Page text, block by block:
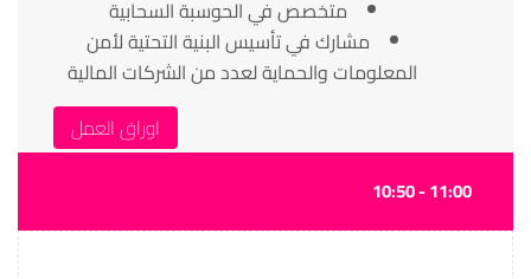
متخصص في الحوسبة السحابية
مشارك في تأسيس البنية التحتية لأمن
المعلومات والحماية لعدد من الشركات المالية
اوراق العمل
11:00 - 10:50